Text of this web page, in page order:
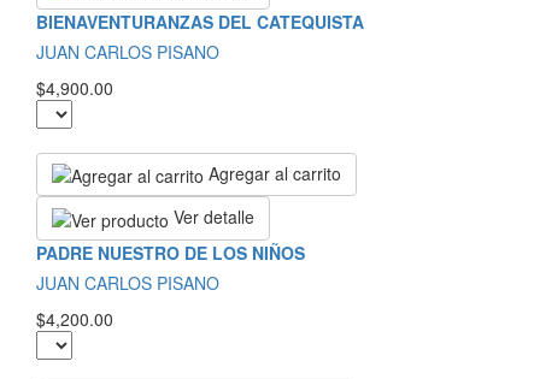
BIENAVENTURANZAS DEL CATEQUISTA
JUAN CARLOS PISANO
$4,900.00
Agregar al carrito
Ver detalle
PADRE NUESTRO DE LOS NIÑOS
JUAN CARLOS PISANO
$4,200.00